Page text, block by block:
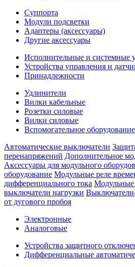
Суппорта
Модули подсветки
Адаптеры (аксессуары)
Другие аксессуары
Исполнительные и системные
Устройства управления и
Принадлежности
Удлинители
Вилки кабельные
Розетки силовые
Вилки силовые
Вспомогательное оборудование
Автоматические выключатели
перенапряжений Дополнительное
Аксессуары для модульного
оборудование Модульные реле
дифференциального тока Модульные
выключатели нагрузки
от дугового пробоя
Электронные
Аналоговые
Устройства защитного
Дифференциальные